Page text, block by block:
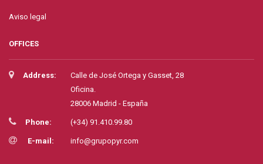
Aviso legal
OFFICES
Address:
Calle de José Ortega y Gasset, 28
Oficina.
28006 Madrid - España
Phone: (+34) 91.410.99.80
E-mail: info@grupopyr.com